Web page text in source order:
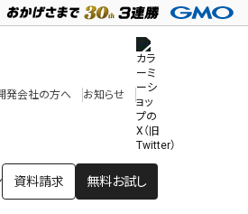
資料請求 無料お試し
発会社の方へ お知らせ
覧